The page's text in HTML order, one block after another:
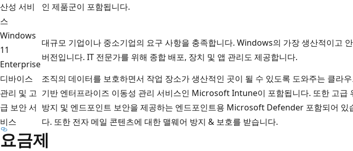
산성 서비
스
인 제품군이 포함됩니다.
Windows
11
Enterprise
대규모 기업이나 중소기업의 요구 사항을 충족합니다. Windows의 가장 생산적이고
버전입니다. IT 전문가를 위해 종합 배포, 장치 및 앱 관리도 제공합니다.
디바이스
관리 및 고
급 보안 서
비스
조직의 데이터를 보호하면서 작업 장소가 생산적인 곳이 될 수 있도록 도와주는 클라
기반 엔터프라이즈 이동성 관리 서비스인 Microsoft Intune이 포함됩니다. 또한 고급
방지 및 엔드포인트 보안을 제공하는 엔드포인트용 Microsoft Defender 포함되어 있
다. 또한 전자 메일 콘텐츠에 대한 맬웨어 방지 & 보호를 받습니다.
요금제